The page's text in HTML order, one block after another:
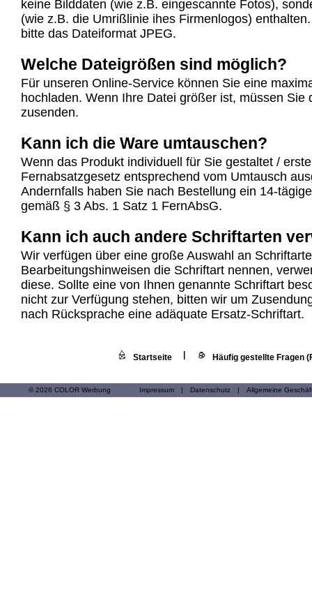
keine Bilddaten (wie z.B. eingescannte Fotos),
(wie z.B. die Umrißlinie ihes Firmenlogos)
bitte das Dateiformat JPEG.
Welche Dateigrößen sind möglich?
Für unseren Online-Service können Sie eine
hochladen. Wenn Ihre Datei größer ist, müssen Sie
zusenden.
Kann ich die Ware umtauschen?
Wenn das Produkt individuell für Sie gestaltet /
Fernabsatzgesetz entsprechend vom Umtausch
Andernfalls haben Sie nach Bestellung ein 14-
gemäß § 3 Abs. 1 Satz 1 FernAbsG.
Kann ich auch andere Schriftarten
Wir verfügen über eine große Auswahl an
Bearbeitungshinweisen die Schriftart nennen,
diese. Sollte eine von Ihnen genannte Schriftart
nicht zur Verfügung stehen, bitten wir um
nach Rücksprache eine adäquate Ersatz-Schriftart.
Startseite Häufig gestellte Fragen
© 2026 COLOR Werbung Impressum | Datenschutz | Allgemeine